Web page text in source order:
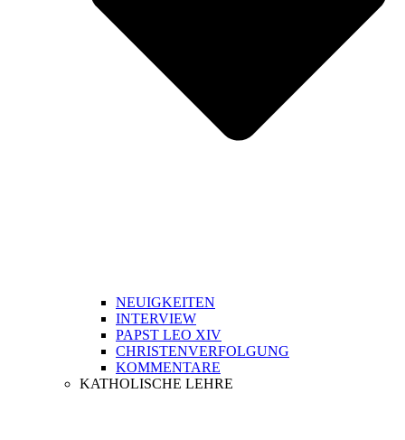
NEUIGKEITEN
INTERVIEW
PAPST LEO XIV
CHRISTENVERFOLGUNG
KOMMENTARE
KATHOLISCHE LEHRE